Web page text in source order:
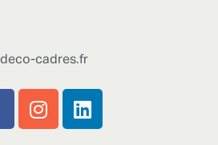
cadres.fr